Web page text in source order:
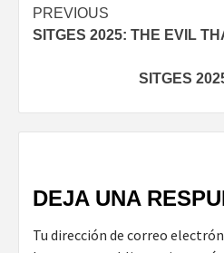
Continue
Reading
PREVIOUS
SITGES 2025: THE EVIL
SITGES
DEJA UNA
Tu dirección de correo